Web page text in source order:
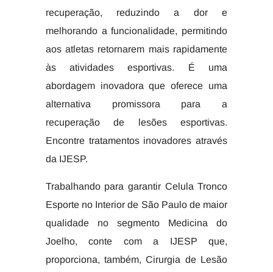
recuperação, reduzindo a dor e
melhorando a funcionalidade, permitindo
aos atletas retornarem mais rapidamente
às atividades esportivas. É uma
abordagem inovadora que oferece uma
alternativa promissora para a
recuperação de lesões esportivas.
Encontre tratamentos inovadores através
da IJESP.
Trabalhando para garantir Celula Tronco
Esporte no Interior de São Paulo de maior
qualidade no segmento Medicina do
Joelho, conte com a IJESP que,
proporciona, também, Cirurgia de Lesão